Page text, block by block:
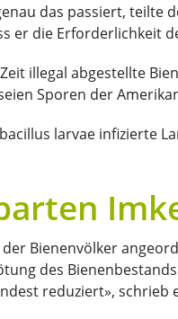
das passiert,
er die Erforderlichkeit
illegal abgestellte
Sporen der
larvae infizierte
Bienenvölker
des
reduziert», schrieb